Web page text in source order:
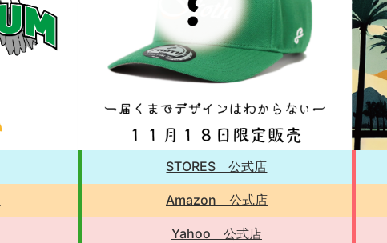
STORES 公式店
Amazon 公式店
Yahoo 公式店